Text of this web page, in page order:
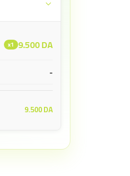
x1 9.500DA
-
9.500DA